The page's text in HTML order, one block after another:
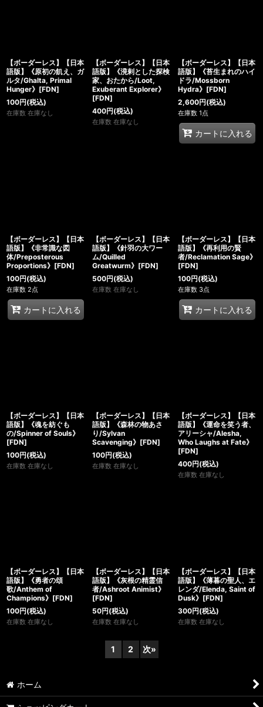
【ボーダーレス】【日本
語版】《原初の飢え、ガ
ルタ/Ghalta, Primal
Hunger》[FDN]
100円(税込)
在庫数 在庫なし
【ボーダーレス】【日本
語版】《溌剌とした探検
家、おたから/Loot,
Exuberant Explorer》
[FDN]
400円(税込)
在庫数 在庫なし
【ボーダーレス】【日本
語版】《苔生まれのハイ
ドラ/Mossborn
Hydra》[FDN]
2,600円(税込)
在庫数 1点
カートに入れる
【ボーダーレス】【日本
語版】《非常識な図
体/Preposterous
Proportions》[FDN]
100円(税込)
在庫数 2点
カートに入れる
【ボーダーレス】【日本
語版】《針羽の大ワー
ム/Quilled
Greatwurm》[FDN]
500円(税込)
在庫数 在庫なし
【ボーダーレス】【日本
語版】《再利用の賢
者/Reclamation Sage》
[FDN]
100円(税込)
在庫数 3点
カートに入れる
【ボーダーレス】【日本
語版】《魂を紡ぐも
の/Spinner of Souls》
[FDN]
100円(税込)
在庫数 在庫なし
【ボーダーレス】【日本
語版】《森林の物あさ
り/Sylvan
Scavenging》[FDN]
100円(税込)
在庫数 在庫なし
【ボーダーレス】【日本
語版】《運命を笑う者、
アリーシャ/Alesha,
Who Laughs at Fate》
[FDN]
400円(税込)
在庫数 在庫なし
【ボーダーレス】【日本
語版】《勇者の頌
歌/Anthem of
Champions》[FDN]
100円(税込)
在庫数 在庫なし
【ボーダーレス】【日本
語版】《灰根の精霊信
者/Ashroot Animist》
[FDN]
50円(税込)
在庫数 在庫なし
【ボーダーレス】【日本
語版】《薄暮の聖人、エ
レンダ/Elenda, Saint of
Dusk》[FDN]
300円(税込)
在庫数 在庫なし
1 2 次»
ホーム